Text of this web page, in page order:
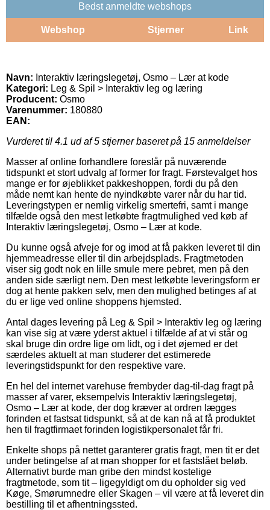
Bedst anmeldte webshops
Webshop Stjerner Link
Navn: Interaktiv læringslegetøj, Osmo – Lær at kode
Kategori: Leg & Spil > Interaktiv leg og læring
Producent: Osmo
Varenummer: 180880
EAN:
Vurderet til 4.1 ud af 5 stjerner baseret på 15 anmeldelser
Masser af online forhandlere foreslår på nuværende
tidspunkt et stort udvalg af former for fragt. Førstevalget hos
mange er for øjeblikket pakkeshoppen, fordi du på den
måde nemt kan hente de nyindkøbte varer når du har tid.
Leveringstypen er nemlig virkelig smertefri, samt i mange
tilfælde også den mest letkøbte fragtmulighed ved køb af
Interaktiv læringslegetøj, Osmo – Lær at kode.
Du kunne også afveje for og imod at få pakken leveret til din
hjemmeadresse eller til din arbejdsplads. Fragtmetoden
viser sig godt nok en lille smule mere pebret, men på den
anden side særligt nem. Den mest letkøbte leveringsform er
dog at hente pakken selv, men den mulighed betinges af at
du er lige ved online shoppens hjemsted.
Antal dages levering på Leg & Spil > Interaktiv leg og læring
kan vise sig at være yderst aktuel i tilfælde af at vi står og
skal bruge din ordre lige om lidt, og i det øjemed er det
særdeles aktuelt at man studerer det estimerede
leveringstidspunkt for den respektive vare.
En hel del internet varehuse frembyder dag-til-dag fragt på
masser af varer, eksempelvis Interaktiv læringslegetøj,
Osmo – Lær at kode, der dog kræver at ordren lægges
forinden et fastsat tidspunkt, så at de kan nå at få produktet
hen til fragtfirmaet forinden logistikpersonalet får fri.
Enkelte shops på nettet garanterer gratis fragt, men tit er det
under betingelse af at man shopper for et fastslået beløb.
Alternativt burde man gribe den mindst kostelige
fragtmetode, som tit – ligegyldigt om du opholder sig ved
Køge, Smørumnedre eller Skagen – vil være at få leveret din
bestilling til et afhentningssted.